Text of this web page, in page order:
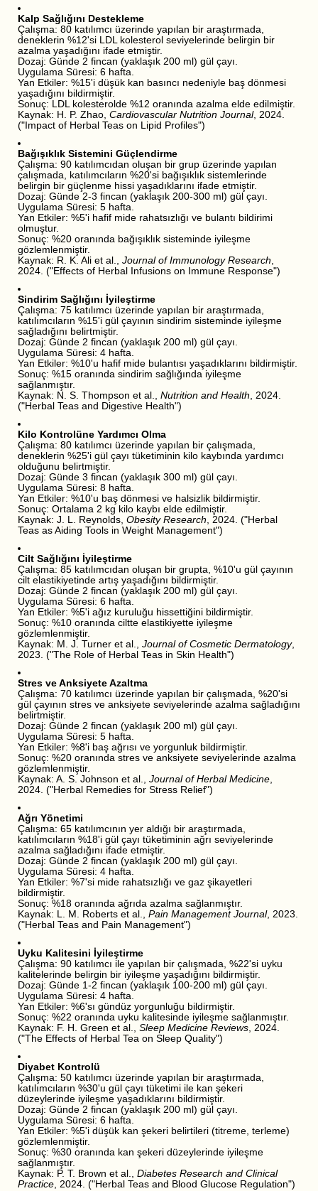
Kalp Sağlığını Destekleme
Çalışma: 80 katılımcı üzerinde yapılan bir araştırmada,
deneklerin %12'si LDL kolesterol seviyelerinde belirgin bir
azalma yaşadığını ifade etmiştir.
Dozaj: Günde 2 fincan (yaklaşık 200 ml) gül çayı.
Uygulama Süresi: 6 hafta.
Yan Etkiler: %15'i düşük kan basıncı nedeniyle baş dönmesi
yaşadığını bildirmiştir.
Sonuç: LDL kolesterolde %12 oranında azalma elde edilmiştir.
Kaynak: H. P. Zhao, Cardiovascular Nutrition Journal, 2024.
("Impact of Herbal Teas on Lipid Profiles")
Bağışıklık Sistemini Güçlendirme
Çalışma: 90 katılımcıdan oluşan bir grup üzerinde yapılan
çalışmada, katılımcıların %20'si bağışıklık sistemlerinde
belirgin bir güçlenme hissi yaşadıklarını ifade etmiştir.
Dozaj: Günde 2-3 fincan (yaklaşık 200-300 ml) gül çayı.
Uygulama Süresi: 5 hafta.
Yan Etkiler: %5'i hafif mide rahatsızlığı ve bulantı bildirimi
olmuştur.
Sonuç: %20 oranında bağışıklık sisteminde iyileşme
gözlemlenmiştir.
Kaynak: R. K. Ali et al., Journal of Immunology Research,
2024. ("Effects of Herbal Infusions on Immune Response")
Sindirim Sağlığını İyileştirme
Çalışma: 75 katılımcı üzerinde yapılan bir araştırmada,
katılımcıların %15'i gül çayının sindirim sisteminde iyileşme
sağladığını belirtmiştir.
Dozaj: Günde 2 fincan (yaklaşık 200 ml) gül çayı.
Uygulama Süresi: 4 hafta.
Yan Etkiler: %10'u hafif mide bulantısı yaşadıklarını bildirmiştir.
Sonuç: %15 oranında sindirim sağlığında iyileşme
sağlanmıştır.
Kaynak: N. S. Thompson et al., Nutrition and Health, 2024.
("Herbal Teas and Digestive Health")
Kilo Kontrolüne Yardımcı Olma
Çalışma: 80 katılımcı üzerinde yapılan bir çalışmada,
deneklerin %25'i gül çayı tüketiminin kilo kaybında yardımcı
olduğunu belirtmiştir.
Dozaj: Günde 3 fincan (yaklaşık 300 ml) gül çayı.
Uygulama Süresi: 8 hafta.
Yan Etkiler: %10'u baş dönmesi ve halsizlik bildirmiştir.
Sonuç: Ortalama 2 kg kilo kaybı elde edilmiştir.
Kaynak: J. L. Reynolds, Obesity Research, 2024. ("Herbal
Teas as Aiding Tools in Weight Management")
Cilt Sağlığını İyileştirme
Çalışma: 85 katılımcıdan oluşan bir grupta, %10'u gül çayının
cilt elastikiyetinde artış yaşadığını bildirmiştir.
Dozaj: Günde 2 fincan (yaklaşık 200 ml) gül çayı.
Uygulama Süresi: 6 hafta.
Yan Etkiler: %5'i ağız kuruluğu hissettiğini bildirmiştir.
Sonuç: %10 oranında ciltte elastikiyette iyileşme
gözlemlenmiştir.
Kaynak: M. J. Turner et al., Journal of Cosmetic Dermatology,
2023. ("The Role of Herbal Teas in Skin Health")
Stres ve Anksiyete Azaltma
Çalışma: 70 katılımcı üzerinde yapılan bir çalışmada, %20'si
gül çayının stres ve anksiyete seviyelerinde azalma sağladığını
belirtmiştir.
Dozaj: Günde 2 fincan (yaklaşık 200 ml) gül çayı.
Uygulama Süresi: 5 hafta.
Yan Etkiler: %8'i baş ağrısı ve yorgunluk bildirmiştir.
Sonuç: %20 oranında stres ve anksiyete seviyelerinde azalma
gözlemlenmiştir.
Kaynak: A. S. Johnson et al., Journal of Herbal Medicine,
2024. ("Herbal Remedies for Stress Relief")
Ağrı Yönetimi
Çalışma: 65 katılımcının yer aldığı bir araştırmada,
katılımcıların %18'i gül çayı tüketiminin ağrı seviyelerinde
azalma sağladığını ifade etmiştir.
Dozaj: Günde 2 fincan (yaklaşık 200 ml) gül çayı.
Uygulama Süresi: 4 hafta.
Yan Etkiler: %7'si mide rahatsızlığı ve gaz şikayetleri
bildirmiştir.
Sonuç: %18 oranında ağrıda azalma sağlanmıştır.
Kaynak: L. M. Roberts et al., Pain Management Journal, 2023.
("Herbal Teas and Pain Management")
Uyku Kalitesini İyileştirme
Çalışma: 90 katılımcı ile yapılan bir çalışmada, %22'si uyku
kalitelerinde belirgin bir iyileşme yaşadığını bildirmiştir.
Dozaj: Günde 1-2 fincan (yaklaşık 100-200 ml) gül çayı.
Uygulama Süresi: 4 hafta.
Yan Etkiler: %6'sı gündüz yorgunluğu bildirmiştir.
Sonuç: %22 oranında uyku kalitesinde iyileşme sağlanmıştır.
Kaynak: F. H. Green et al., Sleep Medicine Reviews, 2024.
("The Effects of Herbal Tea on Sleep Quality")
Diyabet Kontrolü
Çalışma: 50 katılımcı üzerinde yapılan bir araştırmada,
katılımcıların %30'u gül çayı tüketimi ile kan şekeri
düzeylerinde iyileşme yaşadıklarını bildirmiştir.
Dozaj: Günde 2 fincan (yaklaşık 200 ml) gül çayı.
Uygulama Süresi: 6 hafta.
Yan Etkiler: %5'i düşük kan şekeri belirtileri (titreme, terleme)
gözlemlenmiştir.
Sonuç: %30 oranında kan şekeri düzeylerinde iyileşme
sağlanmıştır.
Kaynak: P. T. Brown et al., Diabetes Research and Clinical
Practice, 2024. ("Herbal Teas and Blood Glucose Regulation")